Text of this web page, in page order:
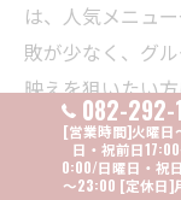
は、人気メニュ
敗が少なく、グ
映えを狙いたい
ジを検索してお
082-292-